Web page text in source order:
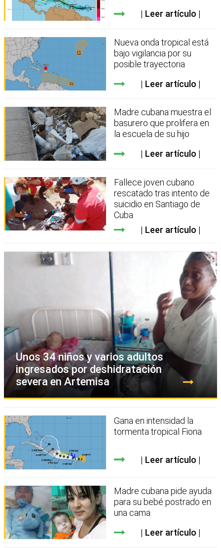
Leer artículo
Nueva onda tropical está
bajo vigilancia por su
posible trayectoria
Leer artículo
Madre cubana muestra el
basurero que prolifera en
la escuela de su hijo
Leer artículo
Fallece joven cubano
rescatado tras intento de
suicidio en Santiago de
Cuba
Leer artículo
Unos 34 niños y varios adultos
ingresados por deshidratación
severa en Artemisa
Gana en intensidad la
tormenta tropical Fiona
Leer artículo
Madre cubana pide ayuda
para su bebé postrado en
una cama
Leer artículo